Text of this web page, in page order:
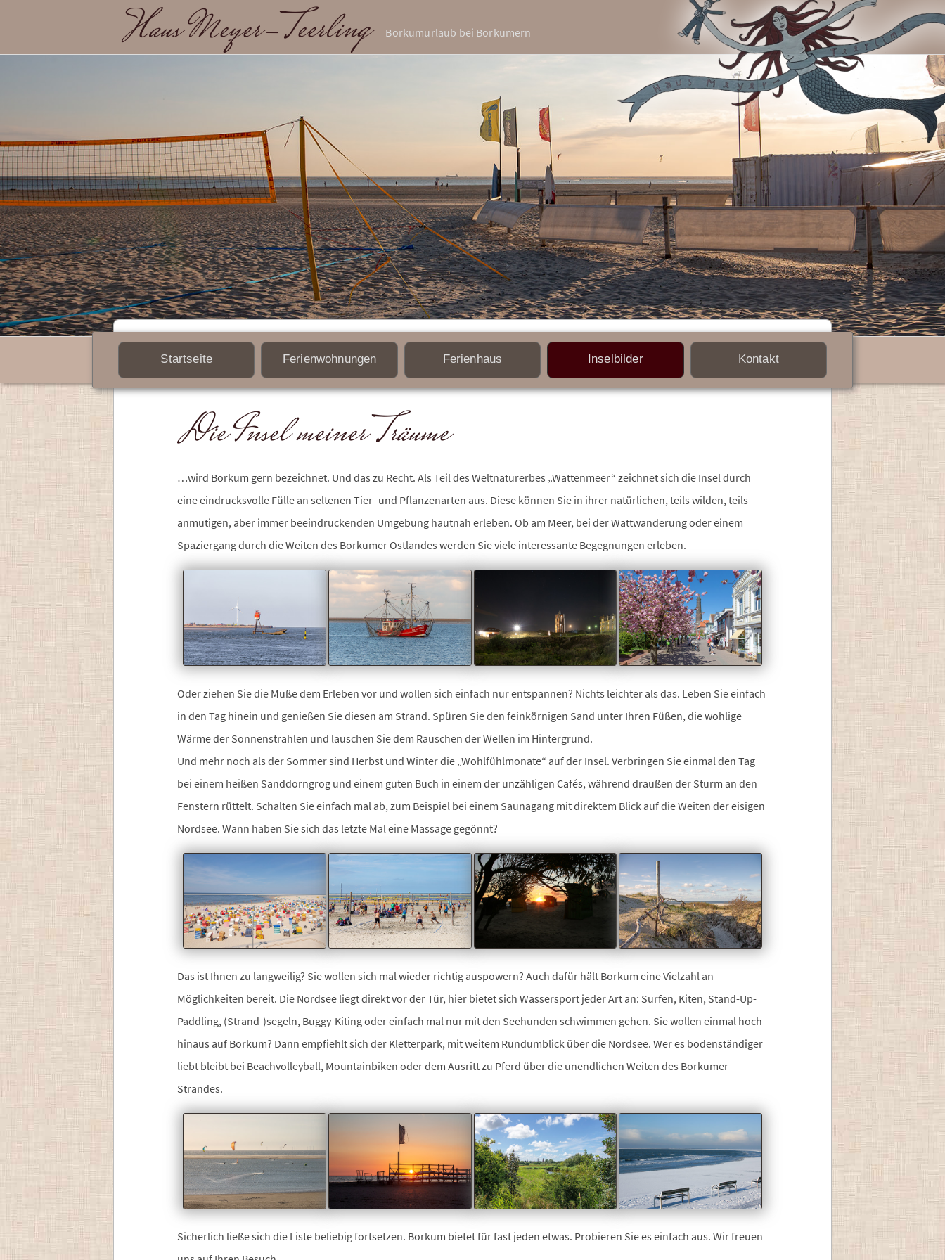
Haus Meyer-Teerling Borkumurlaub bei Borkumern
Startseite Ferienwohnungen Ferienhaus Inselbilder Kontakt
Die Insel meiner Träume
…wird Borkum gern bezeichnet. Und das zu Recht. Als Teil des Weltnaturerbes „Wattenmeer“ zeichnet sich die Insel durch
eine eindrucksvolle Fülle an seltenen Tier- und Pflanzenarten aus. Diese können Sie in ihrer natürlichen, teils wilden, teils
anmutigen, aber immer beeindruckenden Umgebung hautnah erleben. Ob am Meer, bei der Wattwanderung oder einem
Spaziergang durch die Weiten des Borkumer Ostlandes werden Sie viele interessante Begegnungen erleben.
Oder ziehen Sie die Muße dem Erleben vor und wollen sich einfach nur entspannen? Nichts leichter als das. Leben Sie einfach
in den Tag hinein und genießen Sie diesen am Strand. Spüren Sie den feinkörnigen Sand unter Ihren Füßen, die wohlige
Wärme der Sonnenstrahlen und lauschen Sie dem Rauschen der Wellen im Hintergrund.
Und mehr noch als der Sommer sind Herbst und Winter die „Wohlfühlmonate“ auf der Insel. Verbringen Sie einmal den Tag
bei einem heißen Sanddorngrog und einem guten Buch in einem der unzähligen Cafés, während draußen der Sturm an den
Fenstern rüttelt. Schalten Sie einfach mal ab, zum Beispiel bei einem Saunagang mit direktem Blick auf die Weiten der eisigen
Nordsee. Wann haben Sie sich das letzte Mal eine Massage gegönnt?
Das ist Ihnen zu langweilig? Sie wollen sich mal wieder richtig auspowern? Auch dafür hält Borkum eine Vielzahl an
Möglichkeiten bereit. Die Nordsee liegt direkt vor der Tür, hier bietet sich Wassersport jeder Art an: Surfen, Kiten, Stand-Up-
Paddling, (Strand-)segeln, Buggy-Kiting oder einfach mal nur mit den Seehunden schwimmen gehen. Sie wollen einmal hoch
hinaus auf Borkum? Dann empfiehlt sich der Kletterpark, mit weitem Rundumblick über die Nordsee. Wer es bodenständiger
liebt bleibt bei Beachvolleyball, Mountainbiken oder dem Ausritt zu Pferd über die unendlichen Weiten des Borkumer
Strandes.
Sicherlich ließe sich die Liste beliebig fortsetzen. Borkum bietet für fast jeden etwas. Probieren Sie es einfach aus. Wir freuen